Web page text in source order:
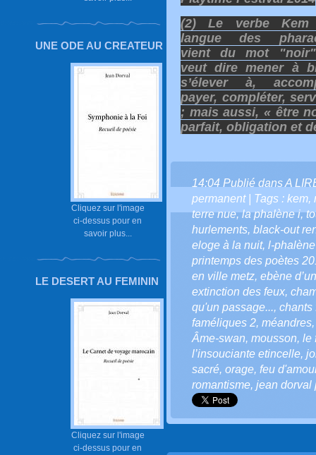
UNE ODE AU CREATEUR
Cliquez sur l'image
ci-dessus pour en
savoir plus...
LE DESERT AU FEMININ
Cliquez sur l'image
ci-dessus pour en
(2) Le verbe Kem
langue des
vient du mot
veut dire mener à
s’élever à,
payer, compléter,
; mais aussi, « être
parfait, obligation et
14:04 Publié dansA
permanent| Tags : kem,
terre nue,la phalène i,
hurlements, black-out
eloge à la nuit, l-
printemps des poètes
en ville metz, ebène
extinction des feux,
qu'un passage..., chants
faméliques 2, méandres
Âme-swan, mousson, le
l’insouciante etincelle,
sacré, orage, feu
romantisme, jean dorval